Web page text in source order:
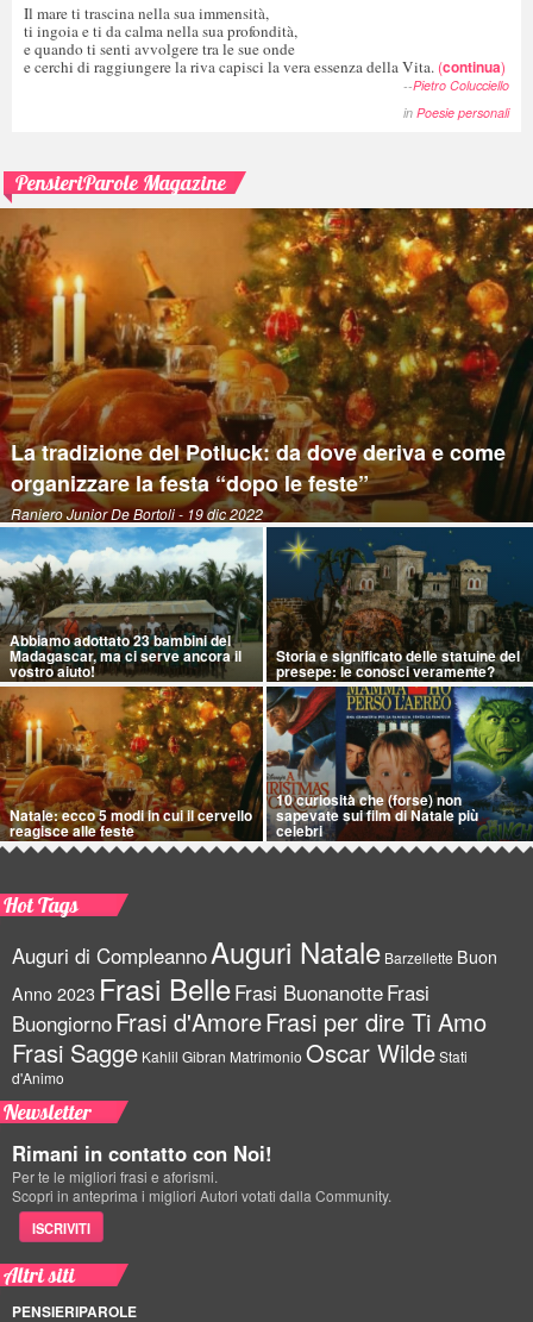
Il mare ti trascina nella sua immensità,
ti ingoia e ti da calma nella sua profondità,
e quando ti senti avvolgere tra le sue onde
e cerchi di raggiungere la riva capisci la vera essenza della Vita. (continua)
--Pietro Colucciello
in Poesie personali
PensieriParole Magazine
La tradizione del Potluck: da dove deriva e come
organizzare la festa “dopo le feste”
Raniero Junior De Bortoli- 19 dic 2022
Abbiamo adottato 23 bambini del
Madagascar, ma ci serve ancora il
vostro aiuto!
Storia e significato delle statuine del
presepe: le conosci veramente?
Natale: ecco 5 modi in cui il cervello
reagisce alle feste
10 curiosità che (forse) non
sapevate sui film di Natale più
celebri
Hot Tags
Auguri di CompleannoAuguri Natale Barzellette Buon
Anno 2023 Frasi BelleFrasi BuonanotteFrasi
BuongiornoFrasi d'AmoreFrasi per dire Ti Amo
Frasi Sagge Kahlil Gibran Matrimonio Oscar WildeStati
d'Animo
Newsletter
Rimani in contatto con Noi!
Per te le migliori frasi e aforismi.
Scopri in anteprima i migliori Autori votati dalla Community.
ISCRIVITI
Altri siti
PENSIERIPAROLE